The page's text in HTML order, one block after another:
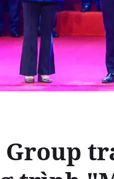
Group